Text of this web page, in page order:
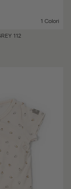
1 Colori
112